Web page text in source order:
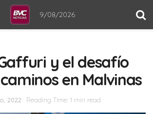
9/08/2026
y el desafío
en Malvinas
2022 Reading Time: 1 min read